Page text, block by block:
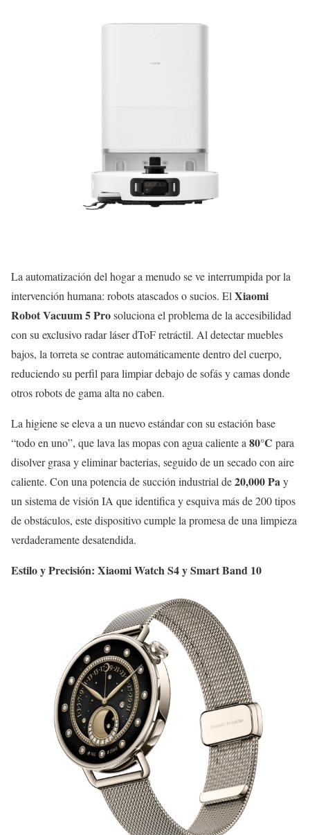
La automatización del hogar a menudo se ve interrumpida por la
intervención humana: robots atascados o sucios. El Xiaomi
Robot Vacuum 5 Prosoluciona el problema de la accesibilidad
con su exclusivo radar láser dToF retráctil. Al detectar muebles
bajos, la torreta se contrae automáticamente dentro del cuerpo,
reduciendo su perfil para limpiar debajo de sofás y camas donde
otros robots de gama alta no caben.
La higiene se eleva a un nuevo estándar con su estación base
“todo en uno”, que lava las mopas con agua caliente a 80°C para
disolver grasa y eliminar bacterias, seguido de un secado con aire
caliente. Con una potencia de succión industrial de20,000 Pay
un sistema de visión IA que identifica y esquiva más de 200 tipos
de obstáculos, este dispositivo cumple la promesa de una limpieza
verdaderamente desatendida.
Estilo y Precisión: Xiaomi Watch S4 y Smart Band 10